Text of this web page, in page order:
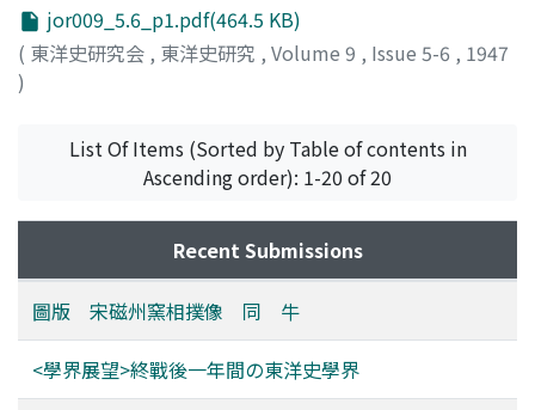
jor009_5.6_p1.pdf(464.5 KB)
( 東洋史研究会 , 東洋史研究 , Volume 9 , Issue 5-6 , 1947
)
List Of Items (Sorted by Table of contents in
Ascending order): 1-20 of 20
Recent Submissions
圖版 宋磁州窯相撲像 同 牛
<學界展望>終戰後一年間の東洋史學界